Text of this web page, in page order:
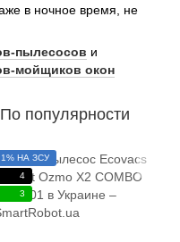
в ночное время, не
пылесосов и
мойщиков окон
По популярности
1% НА ЗСУ
4
3